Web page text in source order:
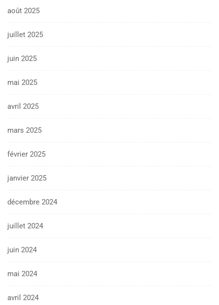
août 2025
juillet 2025
juin 2025
mai 2025
avril 2025
mars 2025
février 2025
janvier 2025
décembre 2024
juillet 2024
juin 2024
mai 2024
avril 2024